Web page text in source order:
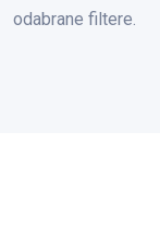
odabrane filtere.